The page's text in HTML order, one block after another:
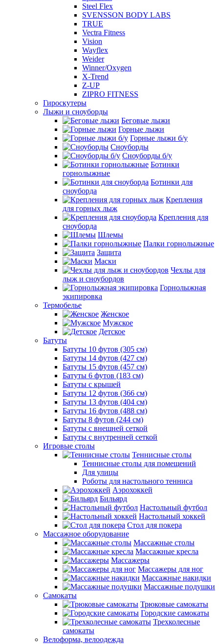
Steel Flex
SVENSSON BODY LABS
TRUE
Vectra Fitness
Vision
Wayflex
Weider
Winner/Oxygen
X-Trend
Z-UP
ZIPRO FITNESS
Гироскутеры
Лыжи и сноуборды
Беговые лыжи
Горные лыжи
Горные лыжи б/у
Сноуборды
Сноуборды б/у
Ботинки
горнолыжные
Ботинки для
сноуборда
Крепления
для горных лыж
Крепления для
сноуборда
Шлемы
Палки горнолыжные
Защита
Маски
Чехлы для
лыж и сноубордов
Горнолыжная
экипировка
Термобелье
Женское
Мужское
Детское
Батуты
Батуты 10 футов (305 см)
Батуты 14 футов (427 см)
Батуты 15 футов (457 см)
Батуты 6 футов (183 см)
Батуты с крышей
Батуты 12 футов (366 см)
Батуты 13 футов (404 см)
Батуты 16 футов (488 см)
Батуты 8 футов (244 см)
Батуты с внешней сеткой
Батуты с внутренней сеткой
Игровые столы
Теннисные столы
Теннисные столы для помещений
Для улицы
Роботы для настольного тенниса
Аэрохоккей
Бильярд
Настольный футбол
Настольный хоккей
Стол для покера
Массажное оборудование
Массажные столы
Массажные кресла
Массажеры
Массажеры для ног
Массажные накидки
Массажные подушки
Самокаты
Трюковые самокаты
Городские самокаты
Трехколесные
самокаты
Велоформа, велоодежда